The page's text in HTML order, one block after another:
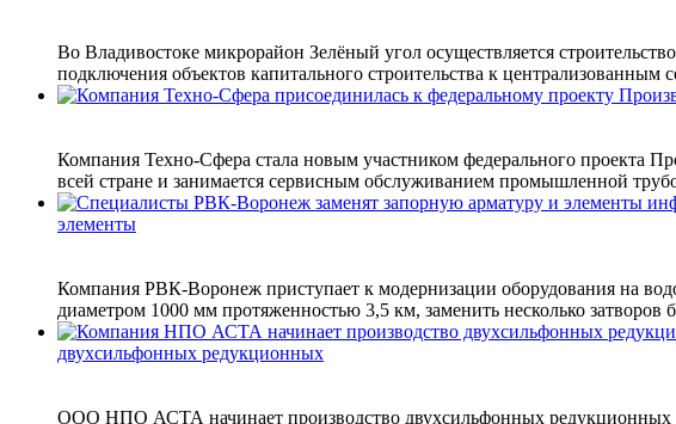
Во Владивостоке микрорайон Зелёный угол осуществляется
подключения объектов капитального строительства к централизованным
Компания Техно-Сфера стала новым участником федерального проекта
всей стране и занимается сервисным обслуживанием промышленной
элементы
Компания РВК-Воронеж приступает к модернизации оборудования на
диаметром 1000 мм протяженностью 3,5 км, заменить несколько затворов
двухсильфонных редукционных
ООО НПО АСТА начинает производство двухсильфонных редукционных